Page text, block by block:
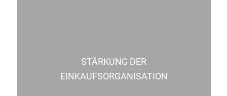
STÄRKUNG DER
EINKAUFSORGANISATION